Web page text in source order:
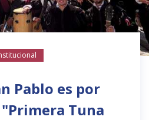
Pablo es por
Tuna